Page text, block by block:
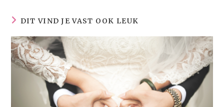
DIT VIND JE VAST OOK LEUK